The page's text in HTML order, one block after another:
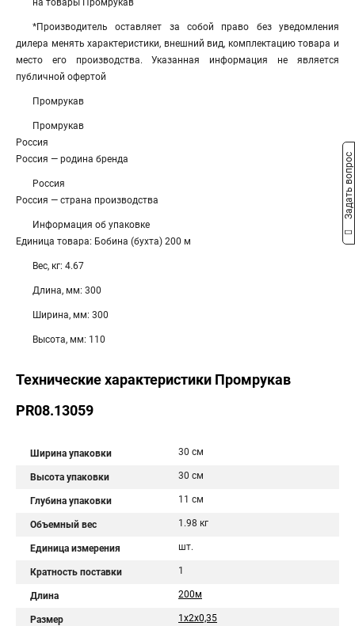
на товары Промрукав
*Производитель оставляет за собой право без уведомления
дилера менять характеристики, внешний вид, комплектацию товара и
место его производства. Указанная информация не является
публичной офертой
Промрукав
Промрукав
Россия
Россия — родина бренда
Россия
Россия — страна производства
Информация об упаковке
Единица товара: Бобина (бухта) 200 м
Вес, кг: 4.67
Длина, мм: 300
Ширина, мм: 300
Высота, мм: 110
Технические характеристики Промрукав
PR08.13059
Ширина упаковки 30 см
Высота упаковки 30 см
Глубина упаковки 11 см
Объемный вес 1.98 кг
Единица измерения шт.
Кратность поставки 1
Длина 200м
Размер 1х2х0,35
Задать вопрос